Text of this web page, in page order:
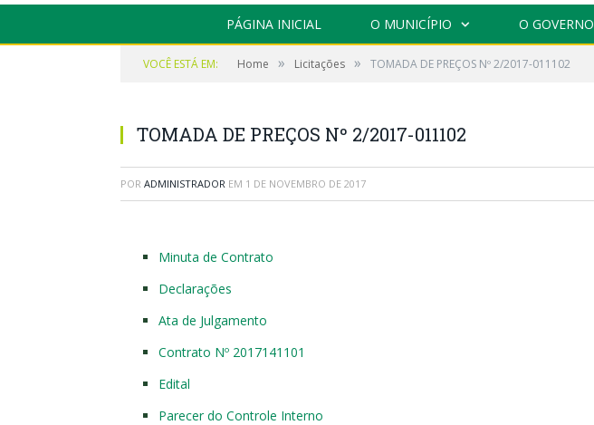
PÁGINA INICIAL O MUNICÍPIO O GOVERNO
VOCÊ ESTÁ EM: Home » Licitações » TOMADA DE PREÇOS Nº 2/2017-011102
TOMADA DE PREÇOS Nº 2/2017-011102
POR ADMINISTRADOR EM 1 DE NOVEMBRO DE 2017
Minuta de Contrato
Declarações
Ata de Julgamento
Contrato Nº 2017141101
Edital
Parecer do Controle Interno